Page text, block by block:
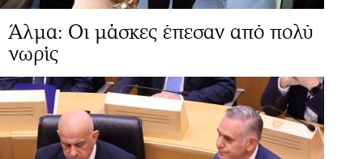
Άλμα: Οι μάσκες έπεσαν από πολύ
νωρίς